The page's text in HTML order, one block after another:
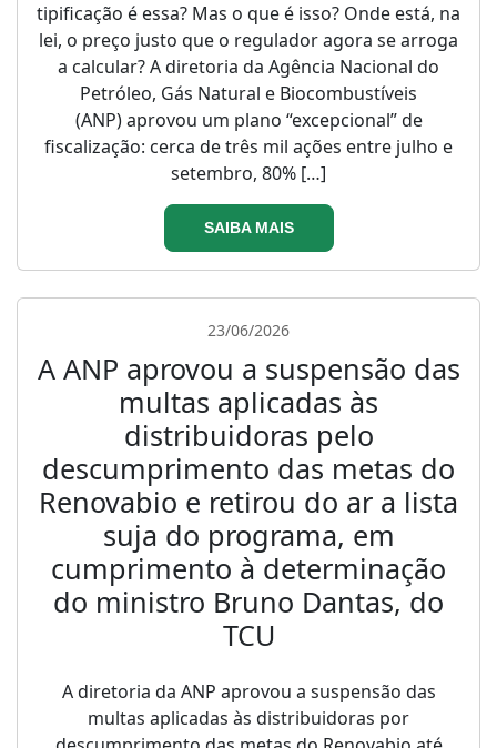
tipificação é essa? Mas o que é isso? Onde está, na
lei, o preço justo que o regulador agora se arroga
a calcular? A diretoria da Agência Nacional do
Petróleo, Gás Natural e Biocombustíveis
(ANP) aprovou um plano “excepcional” de
fiscalização: cerca de três mil ações entre julho e
setembro, 80% […]
SAIBA MAIS
23/06/2026
A ANP aprovou a suspensão das
multas aplicadas às
distribuidoras pelo
descumprimento das metas do
Renovabio e retirou do ar a lista
suja do programa, em
cumprimento à determinação
do ministro Bruno Dantas, do
TCU
A diretoria da ANP aprovou a suspensão das
multas aplicadas às distribuidoras por